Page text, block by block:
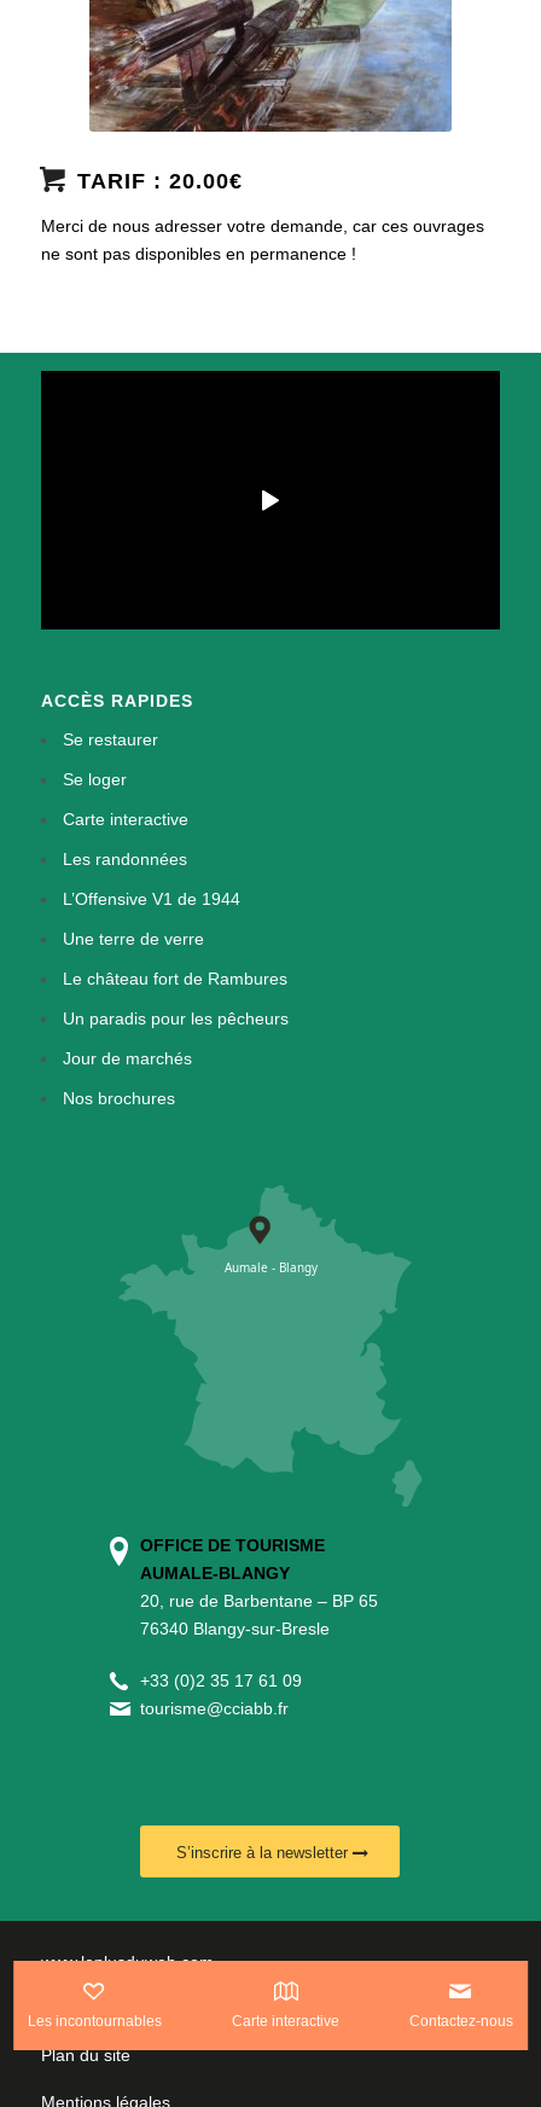
Les incontournables Carte interactive Contactez-nous
TARIF : 20.00€
Merci de nous adresser votre demande, car ces ouvrages
ne sont pas disponibles en permanence !
ACCÈS RAPIDES
Se restaurer
Se loger
Carte interactive
Les randonnées
L’Offensive V1 de 1944
Une terre de verre
Le château fort de Rambures
Un paradis pour les pêcheurs
Jour de marchés
Nos brochures
OFFICE DE TOURISME
AUMALE-BLANGY
20, rue de Barbentane – BP 65
76340 Blangy-sur-Bresle
+33 (0)2 35 17 61 09
tourisme@cciabb.fr
S’inscrire à la newsletter
www.leplusduweb.com
Plan du site
Mentions légales